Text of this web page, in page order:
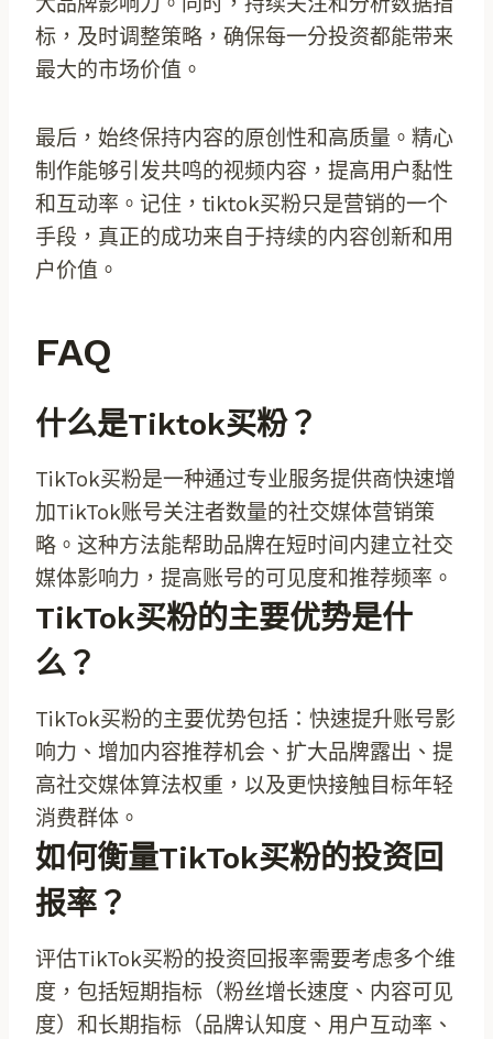
标，及时调整策略，确保每一分投资都能带来
最大的市场价值。
最后，始终保持内容的原创性和高质量。精心
制作能够引发共鸣的视频内容，提高用户黏性
和互动率。记住，tiktok买粉只是营销的一个
手段，真正的成功来自于持续的内容创新和用
户价值。
FAQ
什么是tiktok买粉？
TikTok买粉是一种通过专业服务提供商快速增
加TikTok账号关注者数量的社交媒体营销策
略。这种方法能帮助品牌在短时间内建立社交
媒体影响力，提高账号的可见度和推荐频率。
TikTok买粉的主要优势是什
么？
TikTok买粉的主要优势包括：快速提升账号影
响力、增加内容推荐机会、扩大品牌露出、提
高社交媒体算法权重，以及更快接触目标年轻
消费群体。
如何衡量TikTok买粉的投资回
报率？
评估TikTok买粉的投资回报率需要考虑多个维
度，包括短期指标（粉丝增长速度、内容可见
度）和长期指标（品牌认知度、用户互动率、